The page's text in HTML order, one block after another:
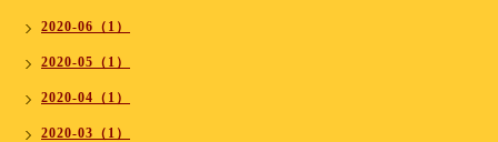
2020-06（1）
2020-05（1）
2020-04（1）
2020-03（1）